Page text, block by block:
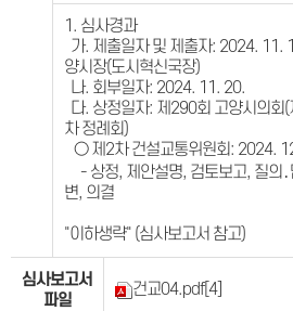
1. 심사경과
가. 제출일자 및 제출자: 2024. 11.
양시장(도시혁신국장)
나. 회부일자: 2024. 11. 20.
다. 상정일자: 제290회 고양시의회(
차 정례회)
○ 제2차 건설교통위원회: 2024.
- 상정, 제안설명, 검토보고, 질의․
변, 의결
"이하생략" (심사보고서 참고)
심사보고서
파일
건교04.pdf[4]